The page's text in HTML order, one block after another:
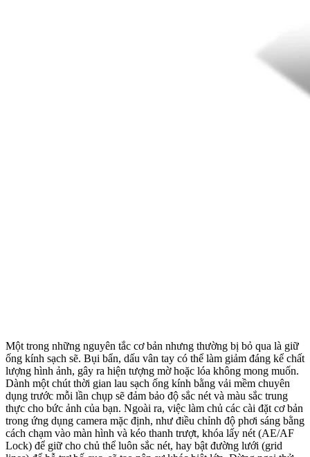
Một trong những nguyên tắc cơ bản nhưng thường bị bỏ qua là giữ
ống kính sạch sẽ. Bụi bẩn, dấu vân tay có thể làm giảm đáng kể chất
lượng hình ảnh, gây ra hiện tượng mờ hoặc lóa không mong muốn.
Dành một chút thời gian lau sạch ống kính bằng vải mềm chuyên
dụng trước mỗi lần chụp sẽ đảm bảo độ sắc nét và màu sắc trung
thực cho bức ảnh của bạn. Ngoài ra, việc làm chủ các cài đặt cơ bản
trong ứng dụng camera mặc định, như điều chỉnh độ phơi sáng bằng
cách chạm vào màn hình và kéo thanh trượt, khóa lấy nét (AE/AF
Lock) để giữ cho chủ thể luôn sắc nét, hay bật đường lưới (grid